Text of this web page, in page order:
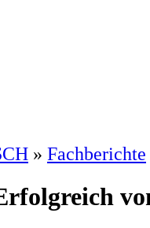
» Fachberichte